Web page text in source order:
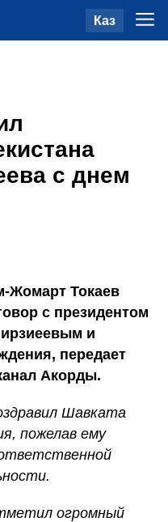
Каз
с днем
Жомарт Токаев
с президентом
и
передает
Акорды.
Шавката
пожелав ему
ответственной
огромный